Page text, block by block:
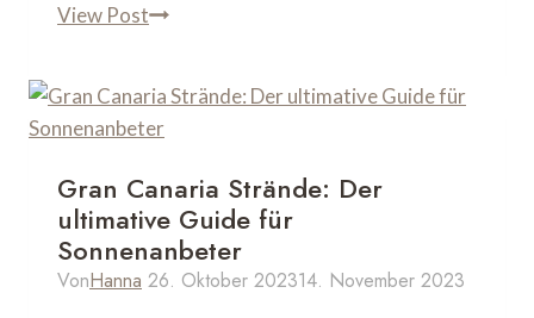
View PostFuerteventura
Sie
die
schönsten
Routen
und
Tipps
Gran Canaria Strände: Der
ultimative Guide für
Sonnenanbeter
VonHanna 26. Oktober 202314. November 2023